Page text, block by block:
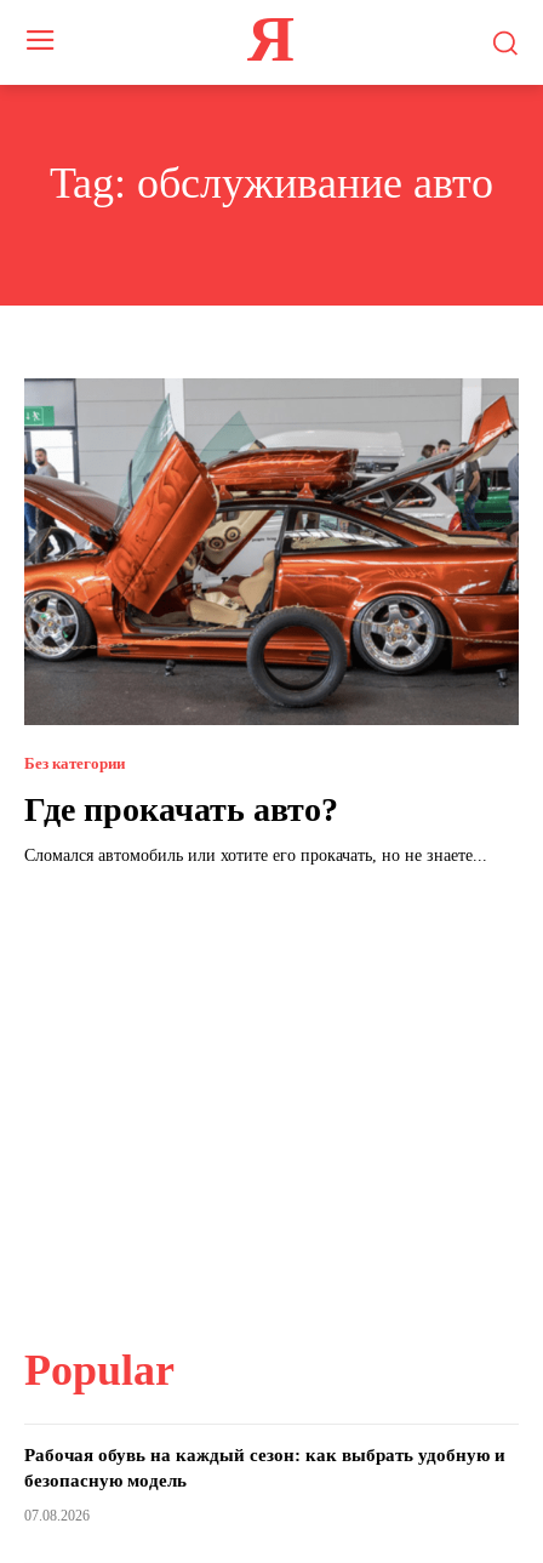
Я
Tag: обслуживание авто
Без категории
Где прокачать авто?
Сломался автомобиль или хотите его прокачать, но не знаете...
Popular
Рабочая обувь на каждый сезон: как выбрать удобную и
безопасную модель
07.08.2026